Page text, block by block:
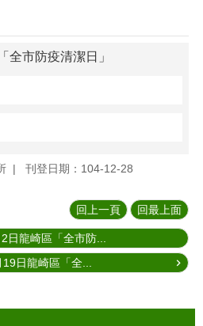
全市防疫清潔日」
刊登日期：104-12-28
回上一頁 回最上面
日龍崎區「全市防...
日龍崎區「全...